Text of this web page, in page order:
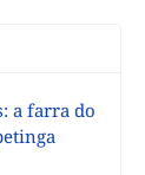
a farra do